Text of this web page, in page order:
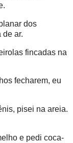
dos
de ar.
fincadas na
fecharem, eu
pisei na areia.
e pedi coca-